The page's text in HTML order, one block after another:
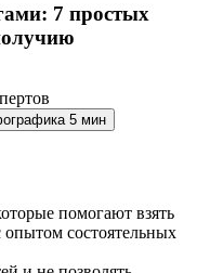
7 простых
5 мин
помогают взять
состоятельных